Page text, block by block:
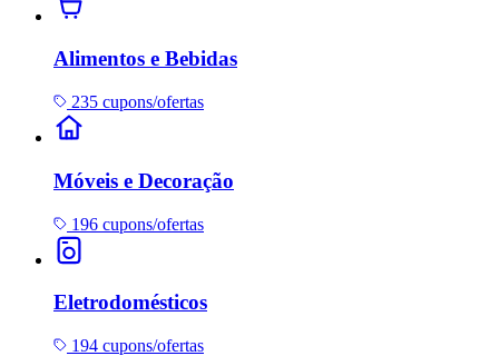
Alimentos e Bebidas
235 cupons/ofertas
Móveis e Decoração
196 cupons/ofertas
Eletrodomésticos
194 cupons/ofertas